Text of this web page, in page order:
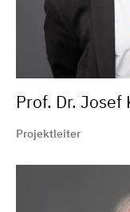
Prof. Dr. Josef
Projektleiter